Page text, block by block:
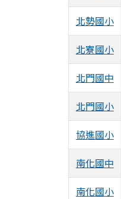
北勢國小
北寮國小
北門國中
北門國小
協進國小
南化國中
南化國小